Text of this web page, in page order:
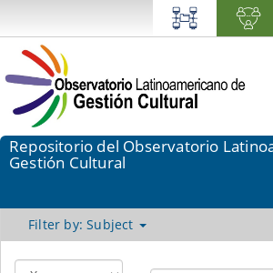
Repositorio del Observatorio
Gestión Cultural
Filter by: Subject